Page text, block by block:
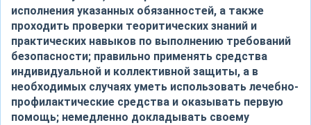
исполнения указанных обязанностей, а также
проходить проверки теоритических знаний и
практических навыков по выполнению требований
безопасности; правильно применять средства
индивидуальной и коллективной защиты, а в
необходимых случаях уметь использовать лечебно-
профилактические средства и оказывать первую
помощь; немедленно докладывать своему